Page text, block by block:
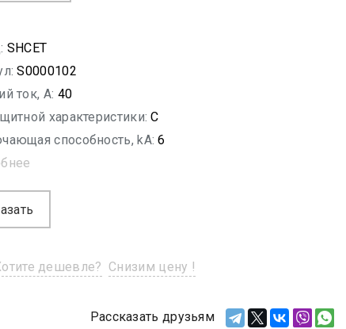
SHСET
S0000102
ток, A: 40
характеристики: C
способность, kA: 6
дешевле? Снизим цену !
Рассказать друзьям